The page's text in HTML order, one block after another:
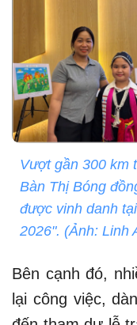
Vượt gần 300 km
Bàn Thị Bóng
được vinh danh
2026". (Ảnh: Linh
Bên cạnh đó,
lại công việc,